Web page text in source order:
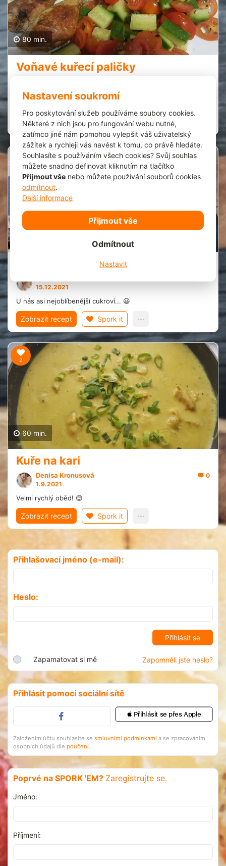
Nastavení soukromí
Pro poskytování služeb používáme soubory cookies.
Některé z nich jsou pro fungování webu nutné,
zatímco jiné nám pomohou vylepšit váš uživatelský
zážitek a rychleji vás navést k tomu, co právě hledáte.
Souhlasíte s používáním všech cookies? Svůj souhlas
můžete snadno definovat kliknutím na tlačítko
Přijmout vše nebo můžete používání souborů cookies
odmítnout.
Další informace
Přijmout vše
Odmítnout
Nastavit
80 min.
Voňavé kuřecí paličky
Zobrazit recept Spork it
15.12.2021
U nás asi nejoblíbenější cukroví... 😃
Zobrazit recept Spork it
60 min.
2
Kuře na kari
0
Denisa Kronusová
1.9.2021
Velmi rychlý oběd! 😊
Zobrazit recept Spork it
Přihlašovací jméno (e-mail):
Heslo:
Zapamatovat si mě Zapomněli jste heslo?
Přihlásit pomocí sociální sítě
 Přihlásit se přes Apple
Založením účtu souhlasíte se smluvními podmínkami a se zpracováním
osobních údajů dle poučení.
Poprvé na SPORK 'EM? Zaregistrujte se.
Jméno:
Příjmení: